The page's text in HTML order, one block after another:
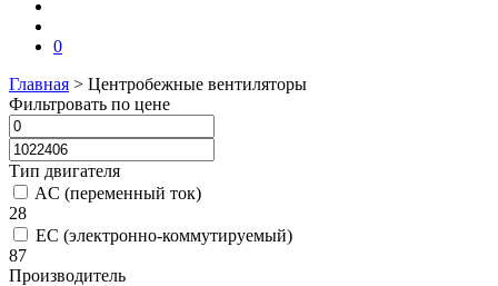
0
Главная > Центробежные вентиляторы
Фильтровать по цене
Тип двигателя
AC (переменный ток)
28
EC (электронно-коммутируемый)
87
Производитель